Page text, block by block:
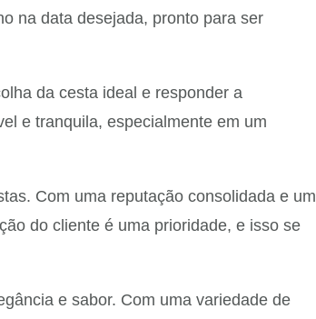
na data desejada, pronto para ser
da cesta ideal e responder a
e tranquila, especialmente em um
Com uma reputação consolidada e um
do cliente é uma prioridade, e isso se
e sabor. Com uma variedade de